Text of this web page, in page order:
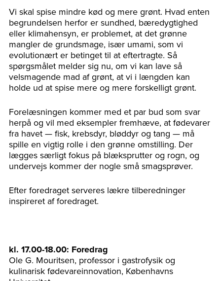
Vi skal spise mindre kød og mere grønt. Hvad enten
begrundelsen herfor er sundhed, bæredygtighed
eller klimahensyn, er problemet, at det grønne
mangler de grundsmage, især umami, som vi
evolutionært er betinget til at eftertragte. Så
spørgsmålet melder sig nu, om vi kan lave så
velsmagende mad af grønt, at vi i længden kan
holde ud at spise mere og mere forskelligt grønt.
Forelæsningen kommer med et par bud som svar
herpå og vil med eksempler fremhæve, at fødevarer
fra havet — fisk, krebsdyr, bløddyr og tang — må
spille en vigtig rolle i den grønne omstilling. Der
lægges særligt fokus på blæksprutter og rogn, og
undervejs kommer der nogle små smagsprøver.
Efter foredraget serveres lækre tilberedninger
inspireret af foredraget.
kl. 17.00-18.00: Foredrag
Ole G. Mouritsen, professor i gastrofysik og
kulinarisk fødevareinnovation, Københavns